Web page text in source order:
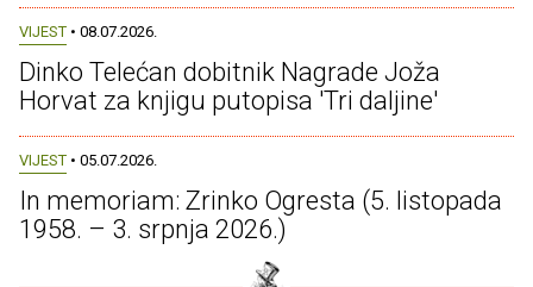
VIJEST • 08.07.2026.
Dinko Telećan dobitnik Nagrade Joža
Horvat za knjigu putopisa 'Tri daljine'
VIJEST • 05.07.2026.
In memoriam: Zrinko Ogresta (5. listopada
1958. – 3. srpnja 2026.)